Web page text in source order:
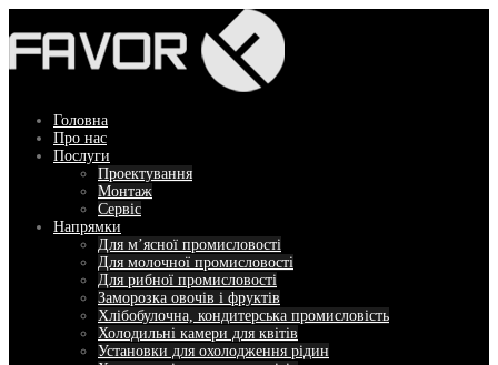
до
вмісту
Головна
Про нас
Послуги
Проектування
Монтаж
Сервіс
Напрямки
Для м’ясної промисловості
Для молочної промисловості
Для рибної промисловості
Заморозка овочів і фруктів
Хлібобулочна, кондитерська промисловість
Холодильні камери для квітів
Установки для охолодження рідин